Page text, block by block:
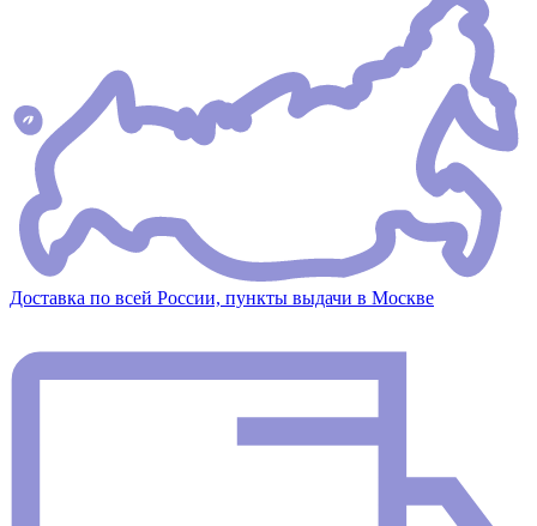
Доставка по всей России, пункты выдачи в Москве